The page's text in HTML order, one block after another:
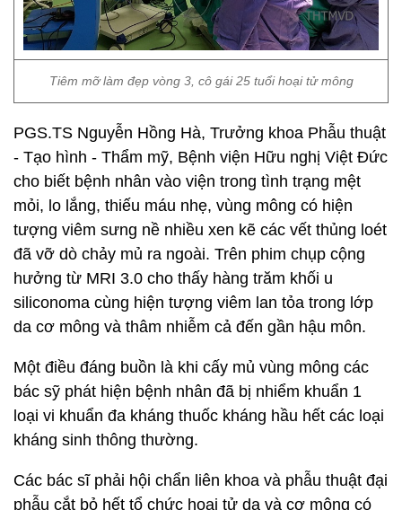
Tiêm mỡ làm đẹp vòng 3, cô gái 25 tuổi hoại tử mông
PGS.TS Nguyễn Hồng Hà, Trưởng khoa Phẫu thuật
- Tạo hình - Thẩm mỹ, Bệnh viện Hữu nghị Việt Đức
cho biết bệnh nhân vào viện trong tình trạng mệt
mỏi, lo lắng, thiếu máu nhẹ, vùng mông có hiện
tượng viêm sưng nề nhiều xen kẽ các vết thủng loét
đã vỡ dò chảy mủ ra ngoài. Trên phim chụp cộng
hưởng từ MRI 3.0 cho thấy hàng trăm khối u
siliconoma cùng hiện tượng viêm lan tỏa trong lớp
da cơ mông và thâm nhiễm cả đến gần hậu môn.
Một điều đáng buồn là khi cấy mủ vùng mông các
bác sỹ phát hiện bệnh nhân đã bị nhiểm khuẩn 1
loại vi khuẩn đa kháng thuốc kháng hầu hết các loại
kháng sinh thông thường.
Các bác sĩ phải hội chẩn liên khoa và phẫu thuật đại
phẫu cắt bỏ hết tổ chức hoại tử da và cơ mông có